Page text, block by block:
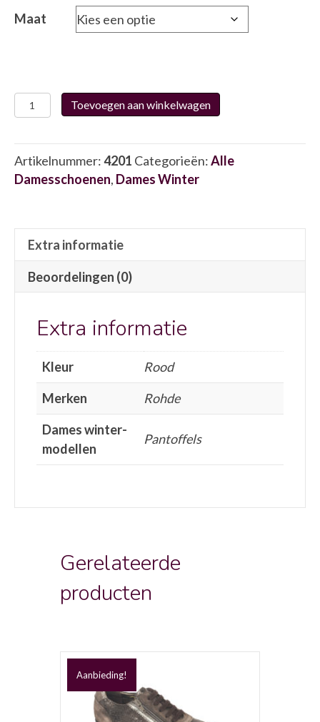
Maat
Rohde
2411.48
aantal
Toevoegen aan winkelwagen
Artikelnummer:4201 Categorieën:Alle
Damesschoenen, Dames Winter
Extra informatie
Beoordelingen (0)
Extra informatie
Kleur
Rood
Merken
Rohde
Dames winter-
modellen
Pantoffels
Gerelateerde
producten
Aanbieding!